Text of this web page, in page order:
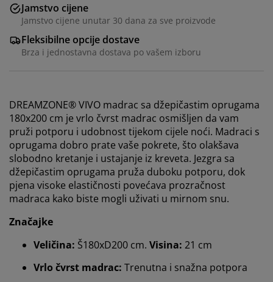
Jamstvo cijene
Jamstvo cijene unutar 30 dana za sve proizvode
Fleksibilne opcije dostave
Brza i jednostavna dostava po vašem izboru
DREAMZONE® VIVO madrac sa džepičastim oprugama
180x200 cm je vrlo čvrst madrac osmišljen da vam
pruži potporu i udobnost tijekom cijele noći. Madraci s
oprugama dobro prate vaše pokrete, što olakšava
slobodno kretanje i ustajanje iz kreveta. Jezgra sa
džepičastim oprugama pruža duboku potporu, dok
pjena visoke elastičnosti povećava prozračnost
madraca kako biste mogli uživati u mirnom snu.
Značajke
Veličina: Š180xD200 cm. Visina: 21 cm
Vrlo čvrst madrac: Trenutna i snažna potpora